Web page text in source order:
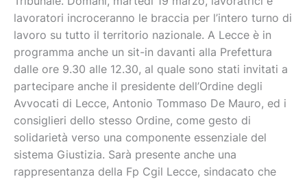
lavoratori incroceranno le braccia per l’intero turno di
lavoro su tutto il territorio nazionale. A Lecce è in
programma anche un sit-in davanti alla Prefettura
dalle ore 9.30 alle 12.30, al quale sono stati invitati a
partecipare anche il presidente dell’Ordine degli
Avvocati di Lecce, Antonio Tommaso De Mauro, ed i
consiglieri dello stesso Ordine, come gesto di
solidarietà verso una componente essenziale del
sistema Giustizia. Sarà presente anche una
rappresentanza della Fp Cgil Lecce, sindacato che